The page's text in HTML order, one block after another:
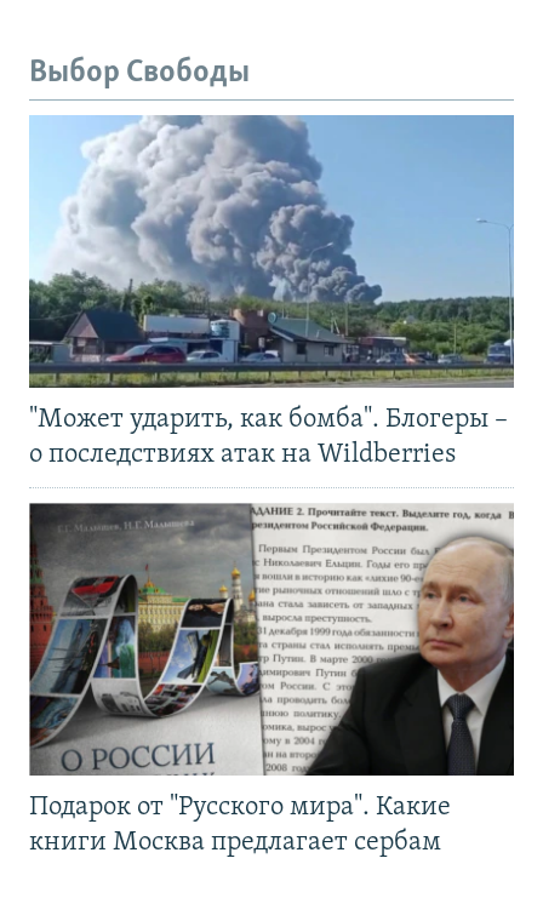
Выбор Свободы
"Может ударить, как бомба". Блогеры –
о последствиях атак на Wildberries
Подарок от "Русского мира". Какие
книги Москва предлагает сербам